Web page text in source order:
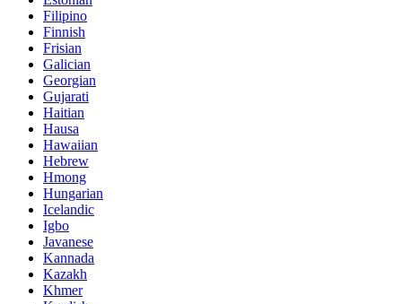
Filipino
Finnish
Frisian
Galician
Georgian
Gujarati
Haitian
Hausa
Hawaiian
Hebrew
Hmong
Hungarian
Icelandic
Igbo
Javanese
Kannada
Kazakh
Khmer